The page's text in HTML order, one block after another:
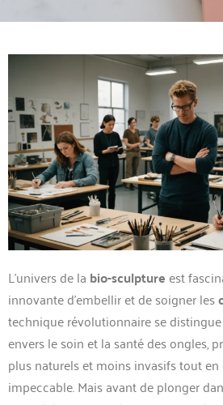
L’univers de la bio-sculpture est
innovante d’embellir et de soigner les
technique révolutionnaire se
envers le soin et la santé des ongles,
plus naturels et moins invasifs tout
impeccable. Mais avant de plonger